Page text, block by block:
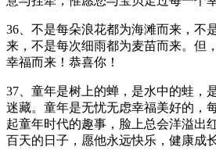
36、不是每朵浪花都为海滩而来，不
来，不是每次细雨都为麦苗而来。但
幸福而来！恭喜你！
37、童年是树上的蝉，是水中的蛙，
迷藏。童年是无忧无虑幸福美好的，
起童年时代的趣事，脸上总会洋溢出
百天的日子，愿他永远快乐，健康成